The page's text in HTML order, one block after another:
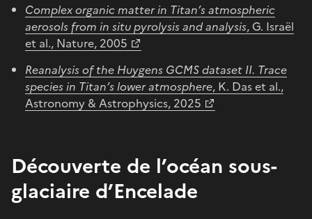
Complex organic matter in Titan’s atmospheric
aerosols from in situ pyrolysis and analysis, G. Israël
et al., Nature, 2005
Reanalysis of the Huygens GCMS dataset II. Trace
species in Titan’s lower atmosphere, K. Das et al.,
Astronomy & Astrophysics, 2025
Découverte de l’océan sous-
glaciaire d’Encelade